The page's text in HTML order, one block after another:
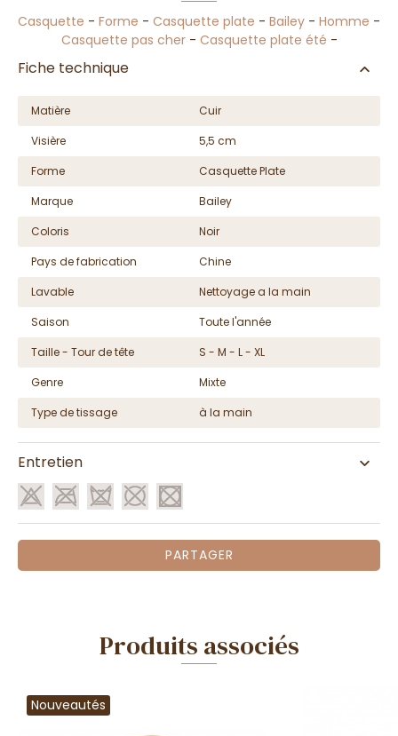
Casquette - Forme - Casquette plate - Bailey - Homme -
Casquette pas cher - Casquette plate été -
Fiche technique
Matière
Cuir
Visière
5,5 cm
Forme
Casquette Plate
Marque
Bailey
Coloris
Noir
Pays de fabrication
Chine
Lavable
Nettoyage a la main
Saison
Toute l'année
Taille - Tour de tête
S - M - L - XL
Genre
Mixte
Type de tissage
à la main
Entretien
PARTAGER
Produits associés
Nouveautés